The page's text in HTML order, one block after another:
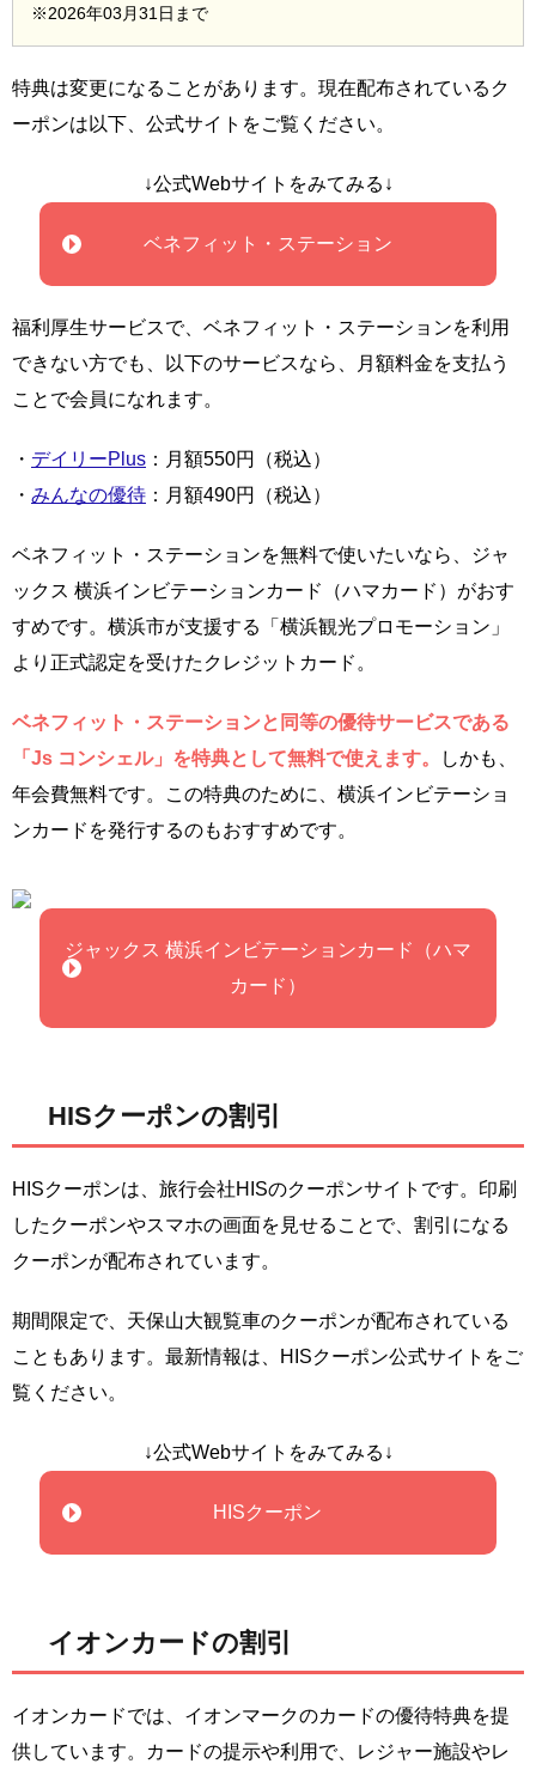
※2026年03月31日まで
特典は変更になることがあります。現在配布されているク
ーポンは以下、公式サイトをご覧ください。
↓公式Webサイトをみてみる↓
ベネフィット・ステーション
福利厚生サービスで、ベネフィット・ステーションを利用
できない方でも、以下のサービスなら、月額料金を支払う
ことで会員になれます。
・ デイリーPlus ：月額550円（税込）
・ みんなの優待 ：月額490円（税込）
ベネフィット・ステーションを無料で使いたいなら、ジャ
ックス 横浜インビテーションカード（ハマカード）がおす
すめです。横浜市が支援する「横浜観光プロモーション」
より正式認定を受けたクレジットカード。
ベネフィット・ステーションと同等の優待サービスである
「Js コンシェル」を特典として無料で使えます。
しかも、
年会費無料です。この特典のために、横浜インビテーショ
ンカードを発行するのもおすすめです。
ジャックス 横浜インビテーションカード（ハマ
カード）
HISクーポンの割引
HISクーポンは、旅行会社HISのクーポンサイトです。印刷
したクーポンやスマホの画面を見せることで、割引になる
クーポンが配布されています。
期間限定で、天保山大観覧車のクーポンが配布されている
こともあります。最新情報は、HISクーポン公式サイトをご
覧ください。
↓公式Webサイトをみてみる↓
HISクーポン
イオンカードの割引
イオンカードでは、イオンマークのカードの優待特典を提
供しています。カードの提示や利用で、レジャー施設やレ